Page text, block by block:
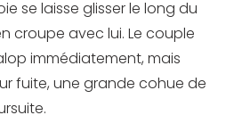
se laisse glisser le long du
croupe avec lui. Le couple
immédiatement, mais
fuite, une grande cohue de